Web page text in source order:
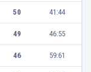
50 41:44
49 46:55
46 59:61